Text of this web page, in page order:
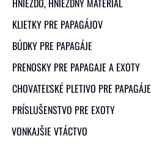
HNIEZDO, HNIEZDNY MATERIÁL
KLIETKY PRE PAPAGÁJOV
BÚDKY PRE PAPAGÁJE
PRENOSKY PRE PAPAGAJE A EXOTY
CHOVATEĽSKÉ PLETIVO PRE PAPAGÁJE
PRÍSLUŠENSTVO PRE EXOTY
VONKAJŠIE VTÁCTVO